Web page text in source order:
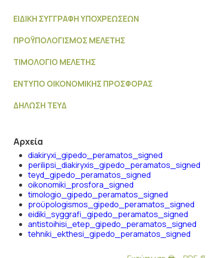
ΕΙΔΙΚΗ ΣΥΓΓΡΑΦΗ ΥΠΟΧΡΕΩΣΕΩΝ
ΠΡΟΫΠΟΛΟΓΙΣΜΟΣ MΕΛΕΤΗΣ
ΤΙΜΟΛΟΓΙΟ ΜΕΛΕΤΗΣ
ΕΝΤΥΠΟ ΟΙΚΟΝΟΜΙΚΗΣ ΠΡΟΣΦΟΡΑΣ
ΔΗΛΩΣΗ ΤΕΥΔ
Αρχεία
diakiryxi_gipedo_peramatos_signed
perilipsi_diakiryxis_gipedo_peramatos_signed
teyd_gipedo_peramatos_signed
oikonomiki_prosfora_signed
timologio_gipedo_peramatos_signed
proϋpologismos_gipedo_peramatos_signed
eidiki_syggrafi_gipedo_peramatos_signed
antistoihisi_etep_gipedo_peramatos_signed
tehniki_ekthesi_gipedo_peramatos_signed